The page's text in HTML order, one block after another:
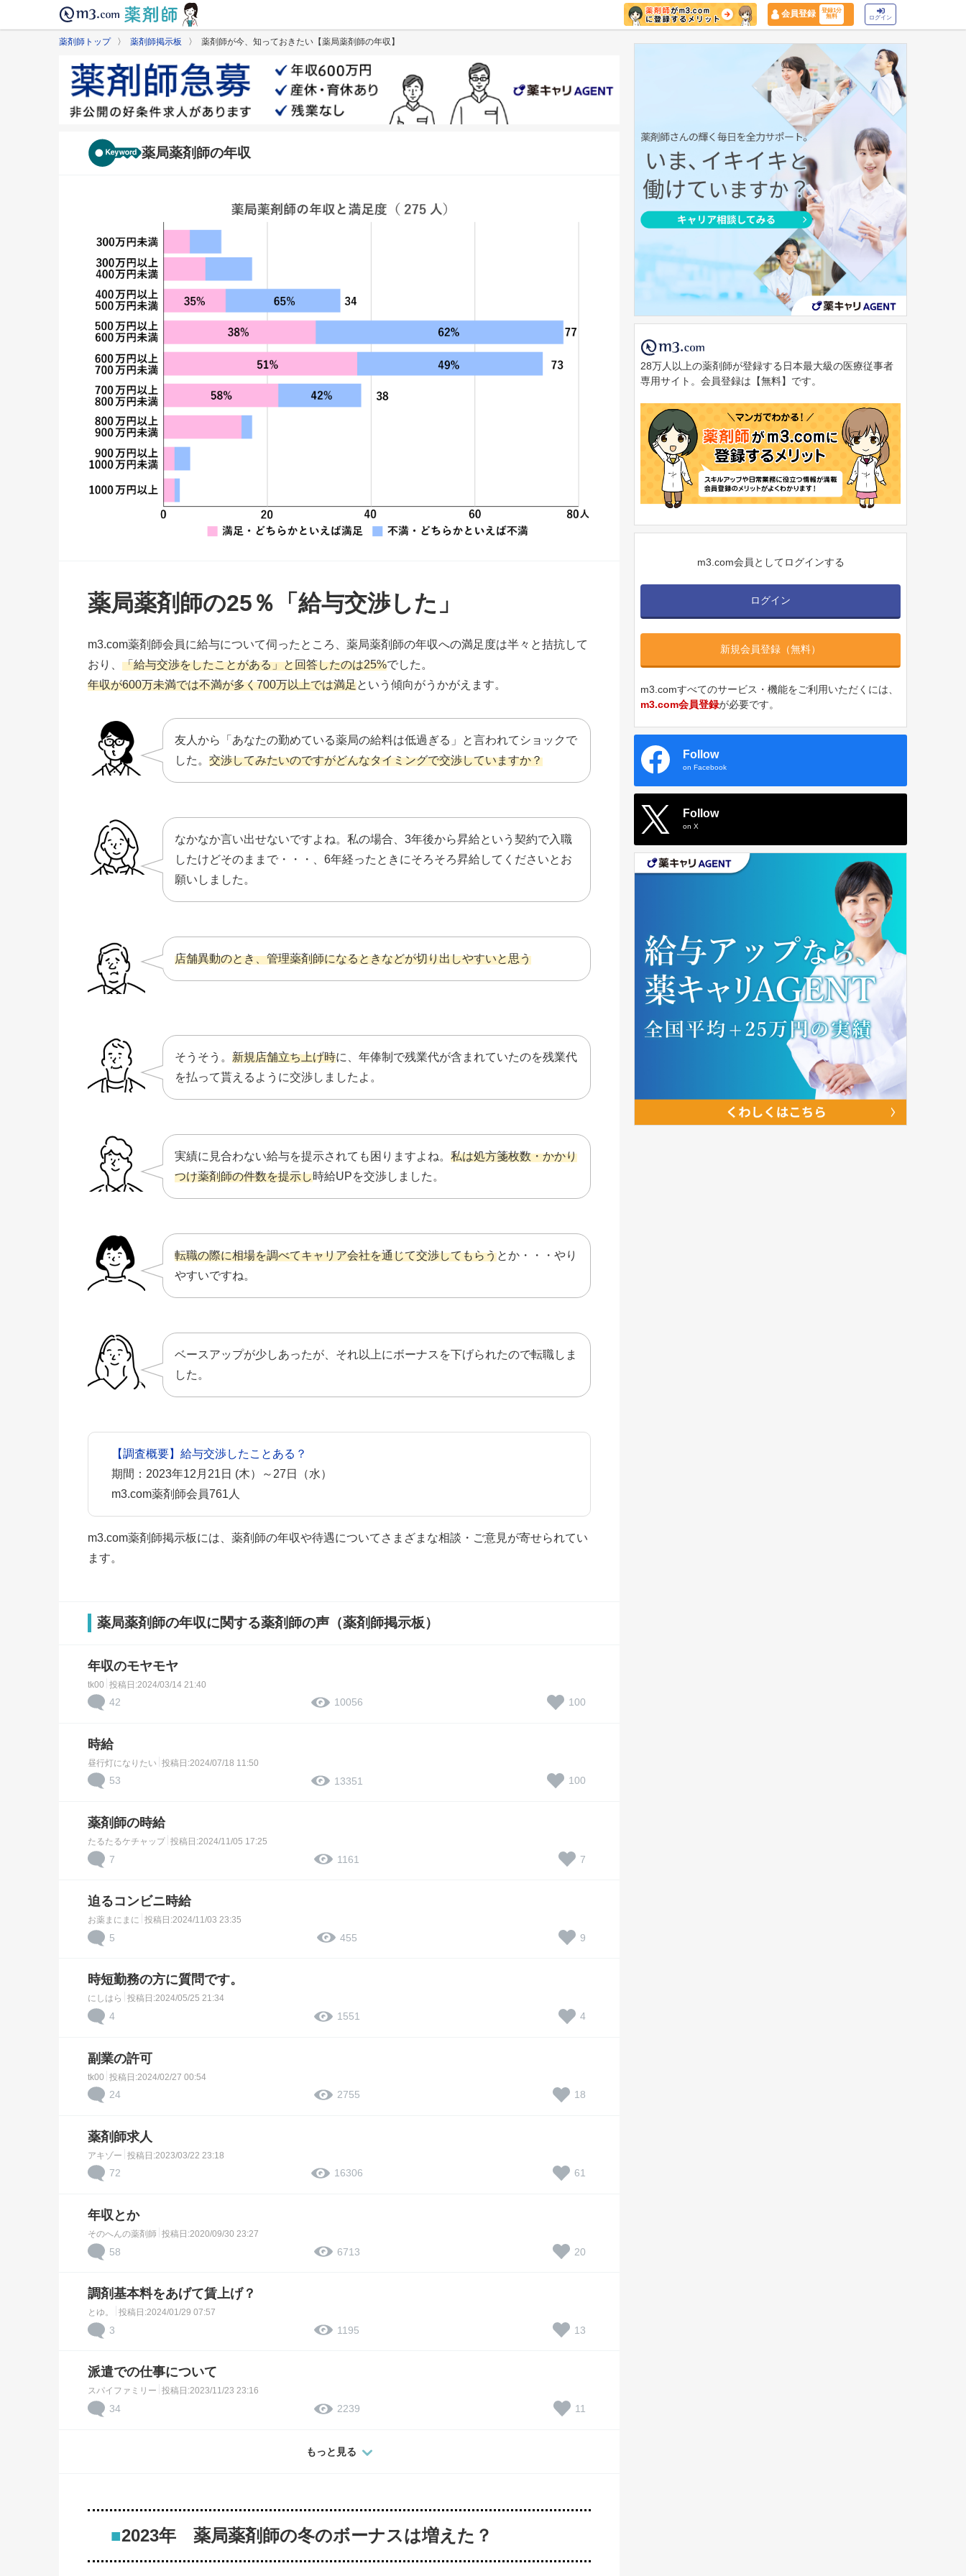
会員登録
登録1分
無料
ログイン
薬剤師トップ〉 薬剤師掲示板 〉 薬剤師が今、知っておきたい【薬局薬剤師の年収】
薬局薬剤師の年収
薬局薬剤師の25％「給与交渉した」
m3.com薬剤師会員に給与について伺ったところ、薬局薬剤師の年収への満足度は半々と拮抗して
おり、 「給与交渉をしたことがある」と回答したのは25%でした。
年収が600万未満では不満が多く700万以上では満足という傾向がうかがえます。
友人から「あなたの勤めている薬局の給料は低過ぎる」と言われてショックで
した。 交渉してみたいのですがどんなタイミングで交渉していますか？
なかなか言い出せないですよね。私の場合、3年後から昇給という契約で入職
したけどそのままで・・・、6年経ったときにそろそろ昇給してくださいとお
願いしました。
店舗異動のとき、管理薬剤師になるときなどが切り出しやすいと思う
そうそう。 新規店舗立ち上げ時に、年俸制で残業代が含まれていたのを残業代
を払って貰えるように交渉しましたよ。
実績に見合わない給与を提示されても困りますよね。 私は処方箋枚数・かかり
つけ薬剤師の件数を提示し時給UPを交渉しました。
転職の際に相場を調べてキャリア会社を通じて交渉してもらうとか・・・やり
やすいですね。
ベースアップが少しあったが、それ以上にボーナスを下げられたので転職しま
した。
【調査概要】給与交渉したことある？
期間：2023年12月21日 (木）～27日（水）
m3.com薬剤師会員761人
m3.com薬剤師掲示板には、薬剤師の年収や待遇についてさまざまな相談・ご意見が寄せられてい
ます。
薬局薬剤師の年収に関する薬剤師の声（薬剤師掲示板）
年収のモヤモヤ
tk00 投稿日:2024/03/14 21:40
42 10056 100
時給
昼行灯になりたい 投稿日:2024/07/18 11:50
53 13351 100
薬剤師の時給
たるたるケチャップ 投稿日:2024/11/05 17:25
7 1161 7
迫るコンビニ時給
お薬まにまに 投稿日:2024/11/03 23:35
5 455 9
時短勤務の方に質問です。
にしはら 投稿日:2024/05/25 21:34
4 1551 4
副業の許可
tk00 投稿日:2024/02/27 00:54
24 2755 18
薬剤師求人
アキゾー 投稿日:2023/03/22 23:18
72 16306 61
年収とか
そのへんの薬剤師 投稿日:2020/09/30 23:27
58 6713 20
調剤基本料をあげて賃上げ？
とゆ。 投稿日:2024/01/29 07:57
3 1195 13
派遣での仕事について
スパイファミリー 投稿日:2023/11/23 23:16
34 2239 11
もっと見る
■2023年 薬局薬剤師の冬のボーナスは増えた？
28万人以上の薬剤師が登録する日本最大級の医療従事者
専用サイト。会員登録は【無料】です。
m3.com会員としてログインする
ログイン
新規会員登録（無料）
m3.comすべてのサービス・機能をご利用いただくには、
m3.com会員登録が必要です。
Follow
on Facebook
Follow
on X